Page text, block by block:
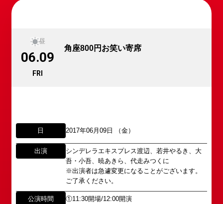
昼
06.09
FRI
角座800円お笑い寄席
日 2017年06月09日 （金）
出演
シンデレラエキスプレス渡辺、若井やるき、大
吾・小吾、暁あきら、代走みつくに
※出演者は急遽変更になることがございます。
ご了承ください。
公演時間
①11:30開場/12:00開演
「角座」の名称は、「角の芝居」と呼ばれた江戸時
代に遡ります。
「角座」はかつて、浪花座、中座、朝日座、弁天座
と共に、
所属オーディションに関するお問い合わせ
以下のアドレスからお問い合わせ願います。
school@shochikugeino.jp